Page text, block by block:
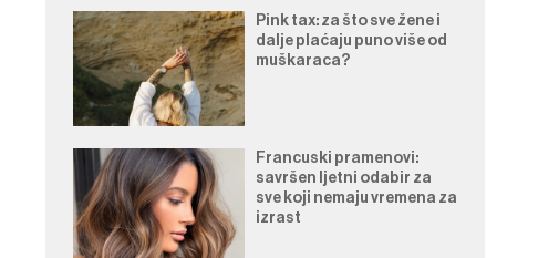
Pink tax: za što sve žene i
dalje plaćaju puno više od
muškaraca?
Francuski pramenovi:
savršen ljetni odabir za
sve koji nemaju vremena za
izrast